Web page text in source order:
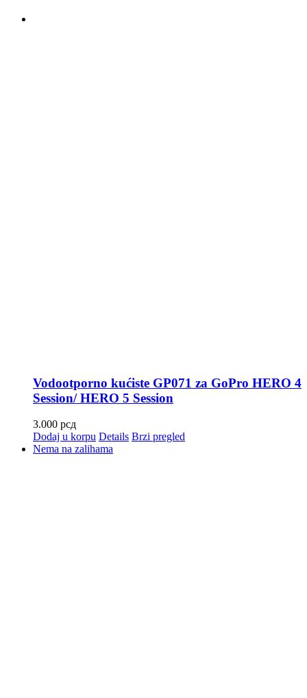
Vodootporno kućiste GP071 za GoPro HERO 4
Session/ HERO 5 Session
3.000 рсд
Dodaj u korpu Details Brzi pregled
Nema na zalihama